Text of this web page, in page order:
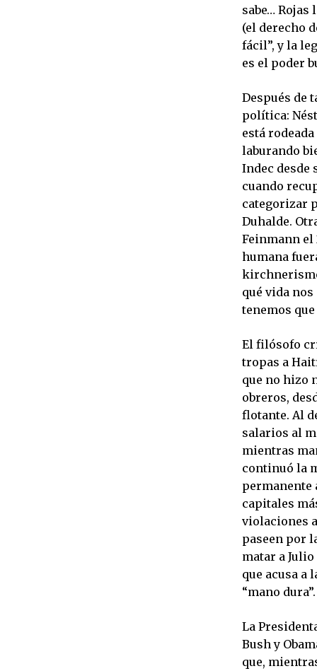
sabe… Rojas
(el derecho
fácil”, y la
es el poder
Después de
política:
está
laburando
Indec desde
cuando
categorizar
Duhalde.
Feinmann el
humana
qué vida
tenemos
El filósofo
tropas a
que no hizo
obreros,
flotante. Al
salarios al
mientras
continuó la
permanente
capitales
violaciones
paseen por
matar a
que acusa a
“mano dura”.
La
Bush y
que,